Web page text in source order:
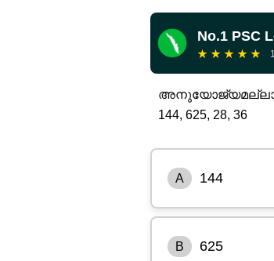
No.1 PSC
★ ★ ★ ★ ★
144, 625, 28, 36
A 144
B 625